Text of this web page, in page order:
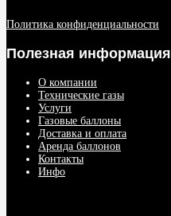
Политика конфиденциальности
Полезная информация
О компании
Технические газы
Услуги
Газовые баллоны
Доставка и оплата
Аренда баллонов
Контакты
Инфо